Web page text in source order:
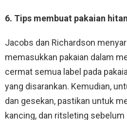
6. Tips membuat pakaian
Jacobs dan Richardson
memasukkan pakaian dalam
cermat semua label pada
yang disarankan. Kemudian,
dan gesekan, pastikan untuk
kancing, dan ritsleting sebelum